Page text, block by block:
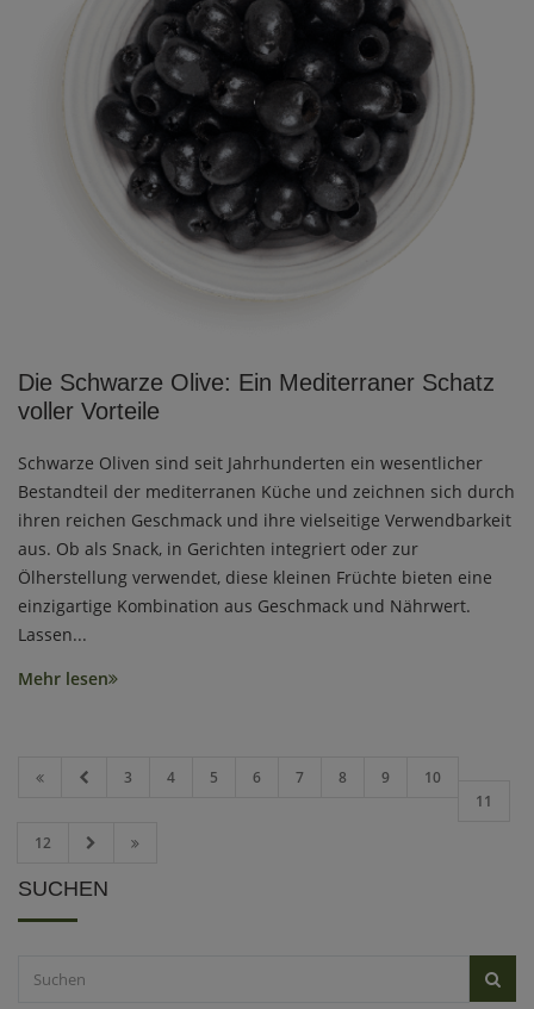
Die Schwarze Olive: Ein Mediterraner Schatz
voller Vorteile
Schwarze Oliven sind seit Jahrhunderten ein wesentlicher
Bestandteil der mediterranen Küche und zeichnen sich durch
ihren reichen Geschmack und ihre vielseitige Verwendbarkeit
aus. Ob als Snack, in Gerichten integriert oder zur
Ölherstellung verwendet, diese kleinen Früchte bieten eine
einzigartige Kombination aus Geschmack und Nährwert.
Lassen...
Mehr lesen
3 4 5 6 7 8 9
10
11
12
SUCHEN